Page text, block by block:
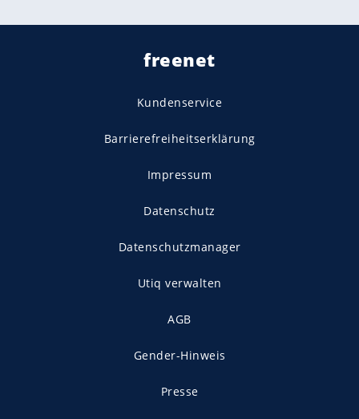
freenet
Kundenservice
Barrierefreiheitserklärung
Impressum
Datenschutz
Datenschutzmanager
Utiq verwalten
AGB
Gender-Hinweis
Presse